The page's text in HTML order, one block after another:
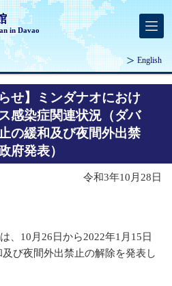
in Davao
English
せ】ミンダナオにおけ
感染症関連状況（ダバ
の緩和及び夜間外出禁
府発表）
令和3年10月28日
、10月26日から2022年1月15日
び夜間外出禁止の解除を発表し